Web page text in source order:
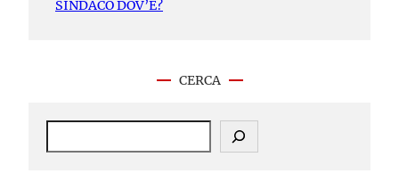
SINDACO DOV’È?
CERCA
S